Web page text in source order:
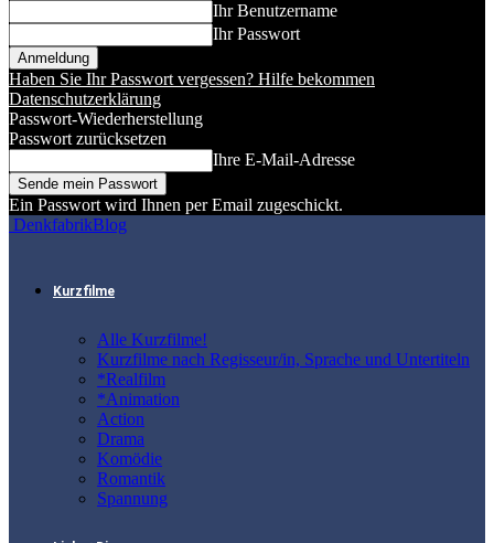
Ihr Benutzername
Ihr Passwort
Haben Sie Ihr Passwort vergessen? Hilfe bekommen
Datenschutzerklärung
Passwort-Wiederherstellung
Passwort zurücksetzen
Ihre E-Mail-Adresse
Ein Passwort wird Ihnen per Email zugeschickt.
DenkfabrikBlog
Kurzfilme
Alle Kurzfilme!
Kurzfilme nach Regisseur/in, Sprache und Untertiteln
*Realfilm
*Animation
Action
Drama
Komödie
Romantik
Spannung